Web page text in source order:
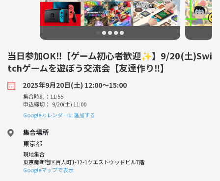
当日参加OK‼️【ゲーム初心者歓迎✨️】9/20(土)Swi
tchゲームを遊ぼう交流会【友達作り‼️】
2025年9月20日(土) 12:00〜15:00
集合時刻：11:55
申込締切： 9/20(土) 11:00
Googleカレンダーに追加する
集合場所
東京都
現地集合
東京都新宿区百人町1-12-1ウエストウッドビル7階
Googleマップで表示